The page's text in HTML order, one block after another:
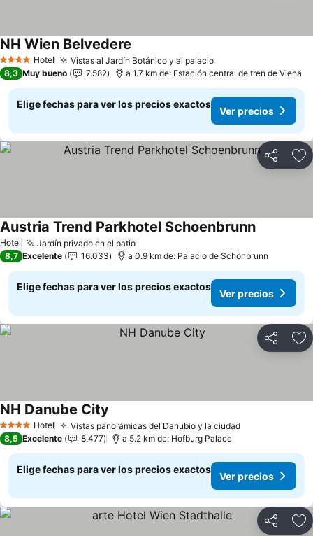
4 EstrellasHotel Vistas al Jardín Botánico y al palacioVer precios
NH Wien Belvedere
8,3 Muy bueno 7.582 a 1.7 km de: Estación central de tren de Viena
Elige fechas para ver los precios exactos
Ver precios
Compartir
Hotel Jardín privado en el patioVer precios
Austria Trend Parkhotel SchoenbrunnVer
8,7 Excelente 16.033 a 0.9 km de: Palacio de Schönbrunn
Elige fechas para ver los precios exactos
Ver precios
Compartir
4 EstrellasHotel Vistas panorámicas del Danubio y la ciudadVer precios
NH Danube City
8,5 Excelente 8.477 a 5.2 km de: Hofburg Palace
Elige fechas para ver los precios exactos
Ver precios
Compartir